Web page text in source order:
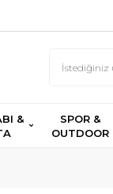
&
SPOR &
OUTDOOR